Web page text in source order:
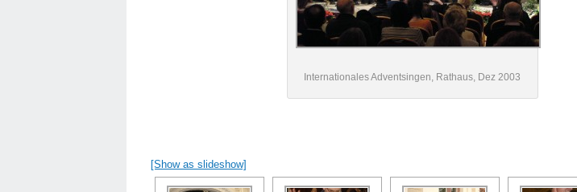
Internationales Adventsingen, Rathaus, Dez 2003
[Show as slideshow]